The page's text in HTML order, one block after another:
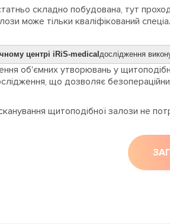
складно побудована, тут
може тільки кваліфікований
центрі iRiS-medical дослідження
об'ємних утворювань у
що дозволяє
щитоподібної залози не